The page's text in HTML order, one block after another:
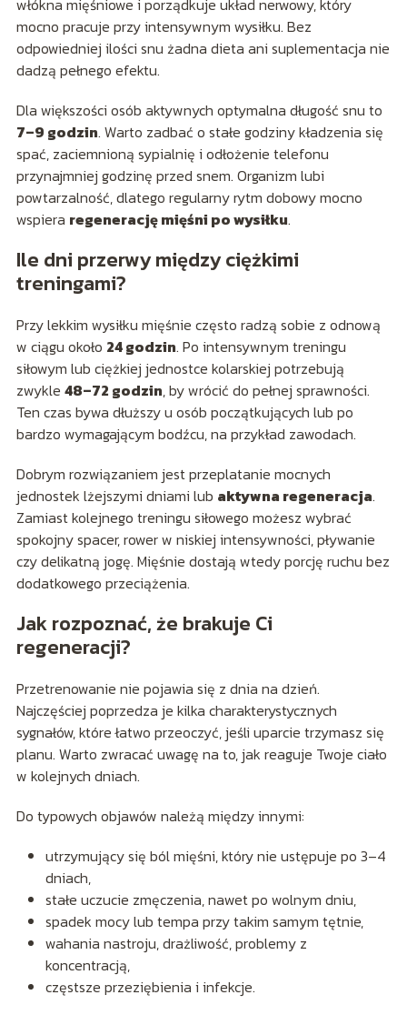
włókna mięśniowe i porządkuje układ nerwowy, który
mocno pracuje przy intensywnym wysiłku. Bez
odpowiedniej ilości snu żadna dieta ani suplementacja nie
dadzą pełnego efektu.
Dla większości osób aktywnych optymalna długość snu to
7–9 godzin. Warto zadbać o stałe godziny kładzenia się
spać, zaciemnioną sypialnię i odłożenie telefonu
przynajmniej godzinę przed snem. Organizm lubi
powtarzalność, dlatego regularny rytm dobowy mocno
wspiera regenerację mięśni po wysiłku.
Ile dni przerwy między ciężkimi
treningami?
Przy lekkim wysiłku mięśnie często radzą sobie z odnową
w ciągu około 24 godzin. Po intensywnym treningu
siłowym lub ciężkiej jednostce kolarskiej potrzebują
zwykle 48–72 godzin, by wrócić do pełnej sprawności.
Ten czas bywa dłuższy u osób początkujących lub po
bardzo wymagającym bodźcu, na przykład zawodach.
Dobrym rozwiązaniem jest przeplatanie mocnych
jednostek lżejszymi dniami lub aktywna regeneracja.
Zamiast kolejnego treningu siłowego możesz wybrać
spokojny spacer, rower w niskiej intensywności, pływanie
czy delikatną jogę. Mięśnie dostają wtedy porcję ruchu bez
dodatkowego przeciążenia.
Jak rozpoznać, że brakuje Ci
regeneracji?
Przetrenowanie nie pojawia się z dnia na dzień.
Najczęściej poprzedza je kilka charakterystycznych
sygnałów, które łatwo przeoczyć, jeśli uparcie trzymasz się
planu. Warto zwracać uwagę na to, jak reaguje Twoje ciało
w kolejnych dniach.
Do typowych objawów należą między innymi:
utrzymujący się ból mięśni, który nie ustępuje po 3–4
dniach,
stałe uczucie zmęczenia, nawet po wolnym dniu,
spadek mocy lub tempa przy takim samym tętnie,
wahania nastroju, drażliwość, problemy z
koncentracją,
częstsze przeziębienia i infekcje.